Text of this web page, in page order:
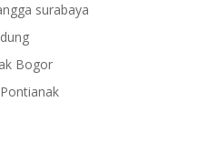
surabaya
Bogor